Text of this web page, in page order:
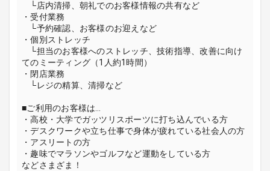
└店内清掃、朝礼でのお客様情報の共有など
・受付業務
└予約確認、お客様のお迎えなど
・個別ストレッチ
└担当のお客様へのストレッチ、技術指導、改善に向け
てのミーティング（1人約1時間）
・閉店業務
└レジの精算、清掃など
■ご利用のお客様は…
・高校・大学でガッツリスポーツに打ち込んでいる方
・デスクワークや立ち仕事で身体が疲れている社会人の方
・アスリートの方
・趣味でマラソンやゴルフなど運動をしている方
などさまざま！